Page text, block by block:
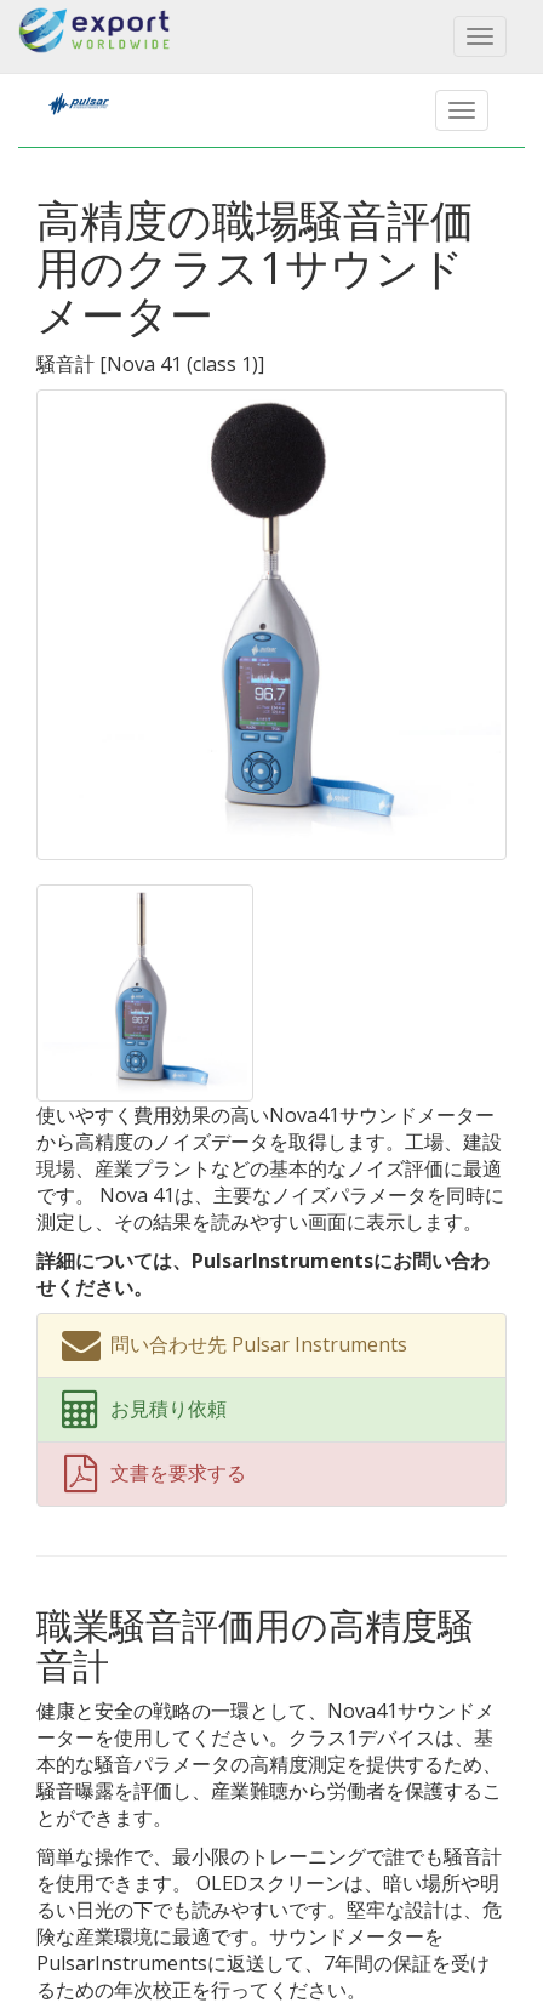
Toggle
高精度の職場騒音評価
用のクラス1サウンド
メーター
騒音計 [Nova 41 (class 1)]
使いやすく費用効果の高いNova41サウンドメーター
から高精度のノイズデータを取得します。工場、建設
現場、産業プラントなどの基本的なノイズ評価に最適
です。 Nova 41は、主要なノイズパラメータを同時に
測定し、その結果を読みやすい画面に表示します。
詳細については、PulsarInstrumentsにお問い合わ
せください。
問い合わせ先 Pulsar Instruments
お見積り依頼
文書を要求する
職業騒音評価用の高精度騒
音計
健康と安全の戦略の一環として、Nova41サウンドメ
ーターを使用してください。クラス1デバイスは、基
本的な騒音パラメータの高精度測定を提供するため、
騒音曝露を評価し、産業難聴から労働者を保護するこ
とができます。
簡単な操作で、最小限のトレーニングで誰でも騒音計
を使用できます。 OLEDスクリーンは、暗い場所や明
るい日光の下でも読みやすいです。堅牢な設計は、危
険な産業環境に最適です。サウンドメーターを
PulsarInstrumentsに返送して、7年間の保証を受け
るための年次校正を行ってください。